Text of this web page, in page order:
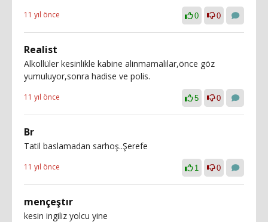
11 yıl önce 0 0
Realist
Alkollüler kesinlikle kabine alinmamalilar,önce göz
yumuluyor,sonra hadise ve polis.
11 yıl önce 5 0
Br
Tatil baslamadan sarhoş..Şerefe
11 yıl önce 1 0
mençeştır
kesin ingiliz yolcu yine